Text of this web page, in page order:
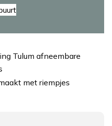
Tulum afneembare
met riempjes